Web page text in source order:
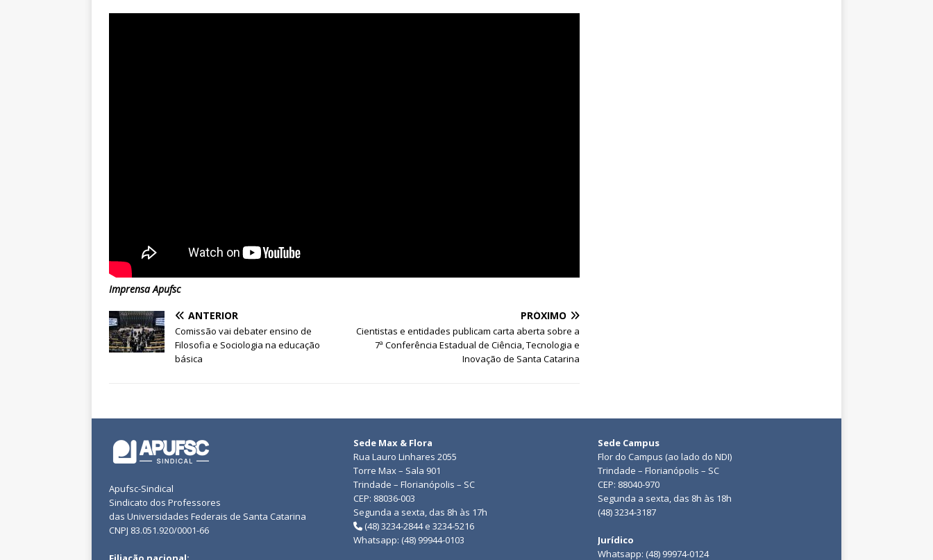
Imprensa Apufsc
ANTERIOR
Comissão vai debater ensino de
Filosofia e Sociologia na educação
básica
PRÓXIMO
Cientistas e entidades publicam carta aberta sobre a
7ª Conferência Estadual de Ciência, Tecnologia e
Inovação de Santa Catarina
Apufsc-Sindical
Sindicato dos Professores
das Universidades Federais de Santa Catarina
CNPJ 83.051.920/0001-66
Sede Max & Flora
Rua Lauro Linhares 2055
Torre Max – Sala 901
Trindade – Florianópolis – SC
CEP: 88036-003
Segunda a sexta, das 8h às 17h
(48) 3234-2844 e 3234-5216
Whatsapp: (48) 99944-0103
Sede Campus
Flor do Campus (ao lado do NDI)
Trindade – Florianópolis – SC
CEP: 88040-970
Segunda a sexta, das 8h às 18h
(48) 3234-3187
Jurídico
Whatsapp: (48) 99974-0124